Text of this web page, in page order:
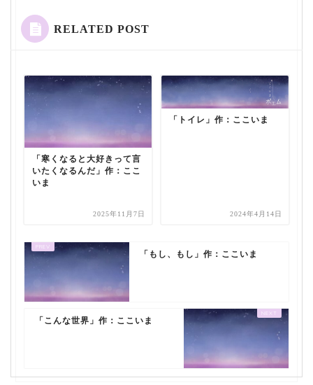
RELATED POST
「寒くなると大好きって言
いたくなるんだ」作：ここ
いま
2025年11月7日
「トイレ」作：ここいま
2024年4月14日
「もし、もし」作：ここいま
「こんな世界」作：ここいま